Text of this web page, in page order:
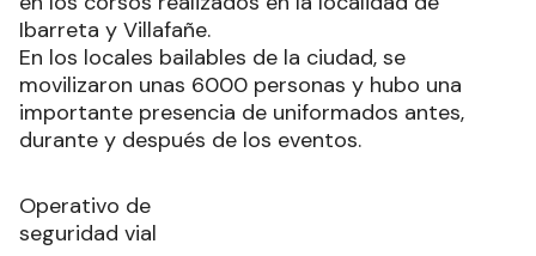
Ibarreta y Villafañe.
En los locales bailables de la ciudad, se
movilizaron unas 6000 personas y hubo una
importante presencia de uniformados antes,
durante y después de los eventos.
Operativo de
seguridad vial